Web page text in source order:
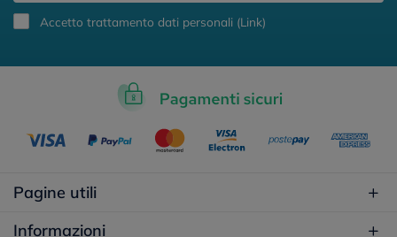
Accetto trattamento dati personali (Link)
Pagine utili
Informazioni